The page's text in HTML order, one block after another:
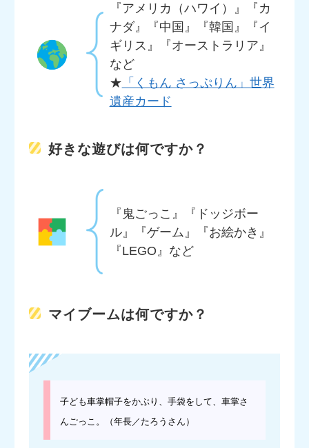
『アメリカ（ハワイ）』『カ
ナダ』『中国』『韓国』『イ
ギリス』『オーストラリア』
など
★ 「くもん さっぷりん」世界
遺産カード
好きな遊びは何ですか？
『鬼ごっこ』『ドッジボー
ル』『ゲーム』『お絵かき』
『LEGO』など
マイブームは何ですか？
子ども車掌帽子をかぶり、手袋をして、車掌さ
んごっこ。（年長／たろうさん）